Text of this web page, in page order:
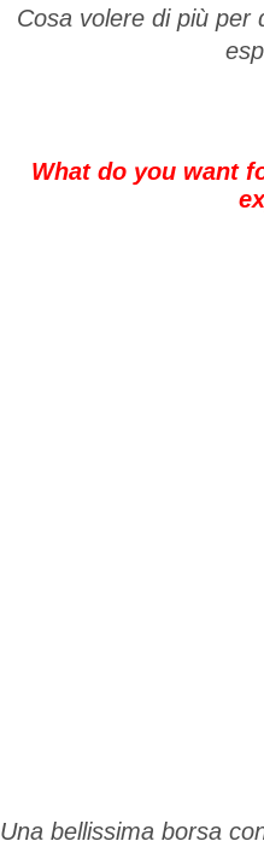
Cosa volere di più per
What do you want
Una bellissima borsa